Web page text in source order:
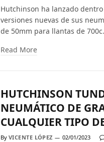
Hutchinson ha lanzado
versiones nuevas de sus
de 50mm para llantas de
Read More
HUTCHINSON
NEUMÁTICO DE
CUALQUIER TIPO
By VICENTE LÓPEZ 02/01/2023